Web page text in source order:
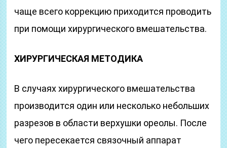
чаще всего коррекцию приходится проводить
при помощи хирургического вмешательства.
ХИРУРГИЧЕСКАЯ МЕТОДИКА
В случаях хирургического вмешательства
производится один или несколько небольших
разрезов в области верхушки ореолы. После
чего пересекается связочный аппарат